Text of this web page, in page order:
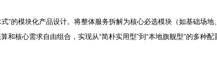
”的模块化产品设计。将整体服务拆解为核心必选模块（如基础场
和核心需求自由组合，实现从“简朴实用型”到“本地旗舰型”的多种